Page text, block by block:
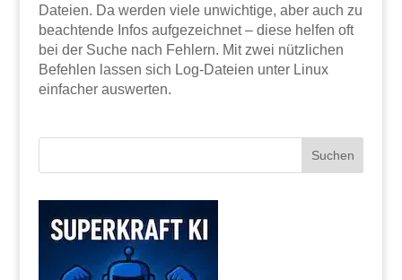
Dateien. Da werden viele unwichtige, aber auch zu
beachtende Infos aufgezeichnet – diese helfen oft
bei der Suche nach Fehlern. Mit zwei nützlichen
Befehlen lassen sich Log-Dateien unter Linux
einfacher auswerten.